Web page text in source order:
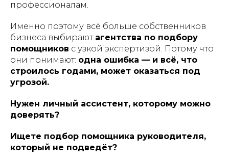
профессионалам.
Именно поэтому всё больше собственников
бизнеса выбирают агентства по подбору
помощников с узкой экспертизой. Потому что
они понимают: одна ошибка — и всё, что
строилось годами, может оказаться под
угрозой.
Нужен личный ассистент, которому можно
доверять?
Ищете подбор помощника руководителя,
который не подведёт?